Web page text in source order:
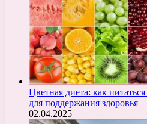
Цветная диета: как
для поддержания здоровья
02.04.2025